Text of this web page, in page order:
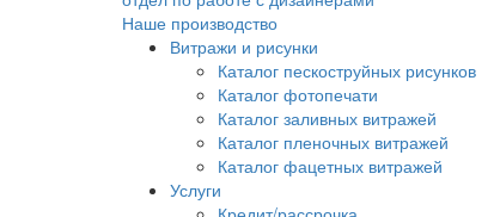
Наше производство
Витражи и рисунки
Каталог пескоструйных рисунков
Каталог фотопечати
Каталог заливных витражей
Каталог пленочных витражей
Каталог фацетных витражей
Услуги